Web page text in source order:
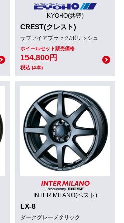
KYOHO(共豊)
CREST(クレスト)
サファイアブラック/ポリッシュ
ホイールセット販売価格
154,800円
税込 (4本)
INTER MILANO(ベスト)
LX-8
ダークグレーメタリック